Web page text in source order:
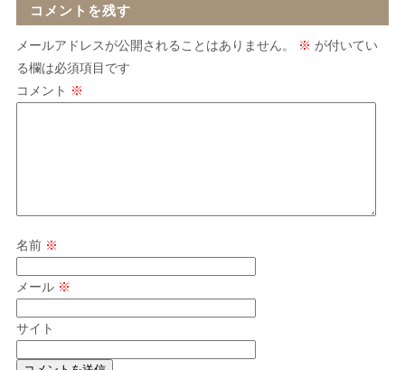
コメントを残す
メールアドレスが公開されることはありません。 ※ が付いてい
る欄は必須項目です
コメント ※
名前 ※
メール ※
サイト